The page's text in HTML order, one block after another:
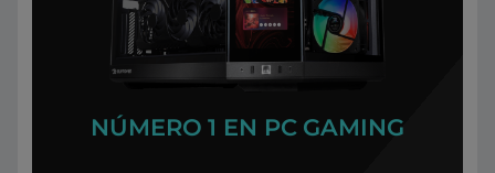
NÚMERO 1 EN PC GAMING